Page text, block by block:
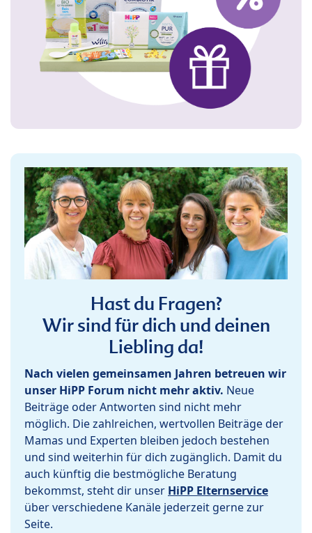
Hast du Fragen?
Wir sind für dich und deinen
Liebling da!
Nach vielen gemeinsamen Jahren betreuen wir
unser HiPP Forum nicht mehr aktiv. Neue
Beiträge oder Antworten sind nicht mehr
möglich. Die zahlreichen, wertvollen Beiträge der
Mamas und Experten bleiben jedoch bestehen
und sind weiterhin für dich zugänglich. Damit du
auch künftig die bestmögliche Beratung
bekommst, steht dir unser HiPP Elternservice
über verschiedene Kanäle jederzeit gerne zur
Seite.